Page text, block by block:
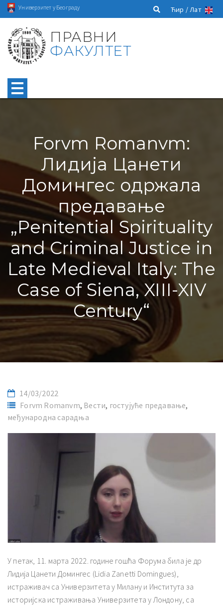
Универзитет у Београду Ћир /Лат
ПРАВНИ
ФАКУЛТЕТ
Forvm Romanvm:
Лидија Цанети
Домингес одржала
предавање
„Penitential Spirituality
and Criminal Justice in
Late Medieval Italy: The
Case of Siena, XIII-XIV
Century“
14/03/2022
Forvm Romanvm, Вести, гостујуће предавање,
међународна сарадња
У петак, 11. марта 2022. године гошћа Форума била је др
Лидија Цанети Домингес (Lidia Zanetti Domingues),
истраживач са Универзитета у Милану и Института за
историјска истраживања Универзитета у Лондону, са